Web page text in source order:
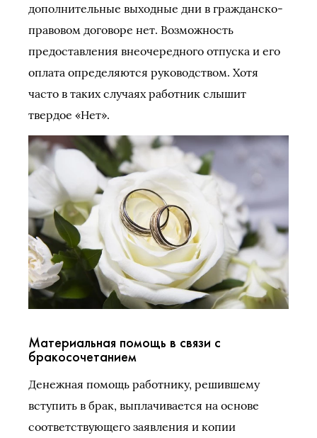
дополнительные выходные дни в гражданско-
правовом договоре нет. Возможность
предоставления внеочередного отпуска и его
оплата определяются руководством. Хотя
часто в таких случаях работник слышит
твердое «Нет».
Материальная помощь в связи с
бракосочетанием
Денежная помощь работнику, решившему
вступить в брак, выплачивается на основе
соответствующего заявления и копии